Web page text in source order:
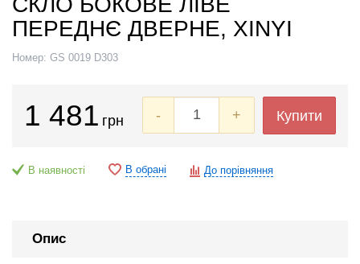
ПЕРЕДНЄ ДВЕРНЕ, XINYI
Номер: GS 0019 D303
1 481 грн - + Купити
В наявності В обрані До порівняння
Опис